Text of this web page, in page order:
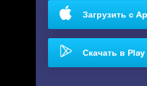
Загрузить с
Скачать в Play